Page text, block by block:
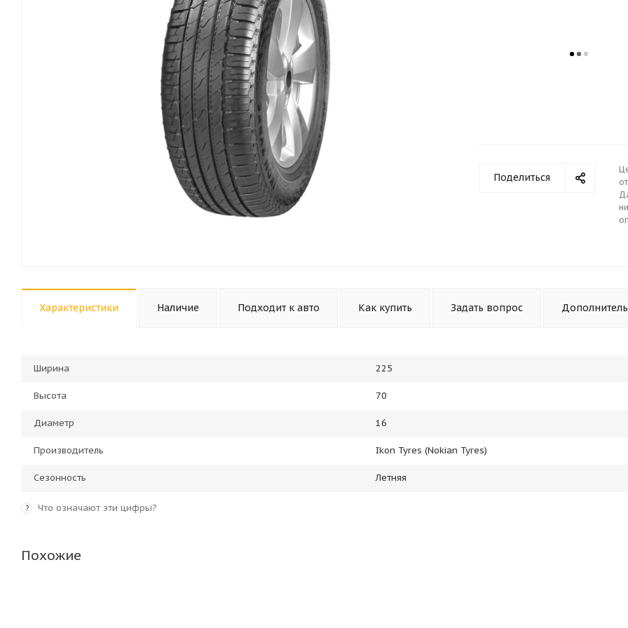
Поделиться
Характеристики Наличие Подходит к авто Как купить Задать вопрос
Ширина 225
Высота 70
Диаметр 16
Производитель Ikon Tyres (Nokian Tyres)
Сезонность Летняя
? Что означают эти цифры?
Похожие